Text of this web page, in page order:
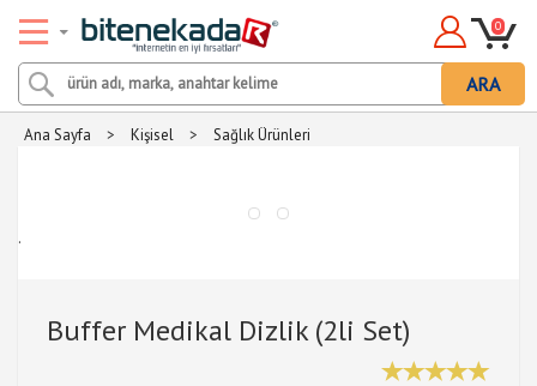
ARA
0
Ana Sayfa > Kişisel > Sağlık Ürünleri
.
Buffer Medikal Dizlik (2li Set)